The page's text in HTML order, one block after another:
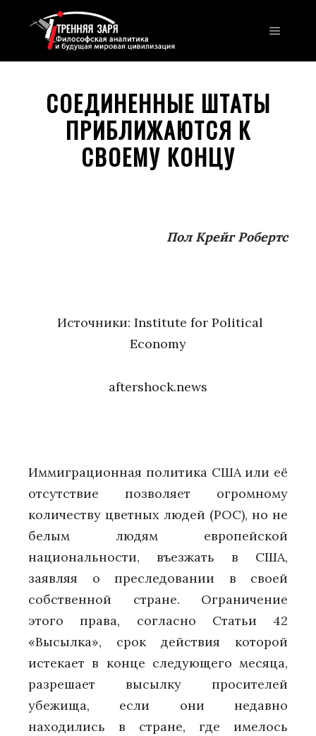
СОЕДИНЕННЫЕ ШТАТЫ
ПРИБЛИЖАЮТСЯ К
СВОЕМУ КОНЦУ
Пол Крейг Робертс
Источники: Institute for Political
Economy
aftershock.news
Иммиграционная политика США или её
отсутствие позволяет огромному
количеству цветных людей (POC), но не
белым людям европейской
национальности, въезжать в США,
заявляя о преследовании в своей
собственной стране. Ограничение
этого права, согласно Статьи 42
«Высылка», срок действия которой
истекает в конце следующего месяца,
разрешает высылку просителей
убежища, если они недавно
находились в стране, где имелось